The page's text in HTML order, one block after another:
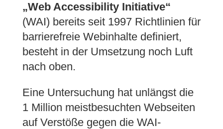
„Web Accessibility Initiative“
(WAI) bereits seit 1997 Richtlinien für
barrierefreie Webinhalte definiert,
besteht in der Umsetzung noch Luft
nach oben.
Eine Untersuchung hat unlängst die
1 Million meistbesuchten Webseiten
auf Verstöße gegen die WAI-